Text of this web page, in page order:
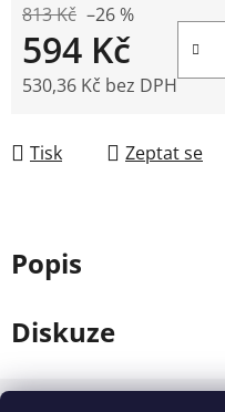
813 Kč –26 %
594 Kč
530,36 Kč bez DPH
Tisk Zeptat se
Popis
Diskuze
Z